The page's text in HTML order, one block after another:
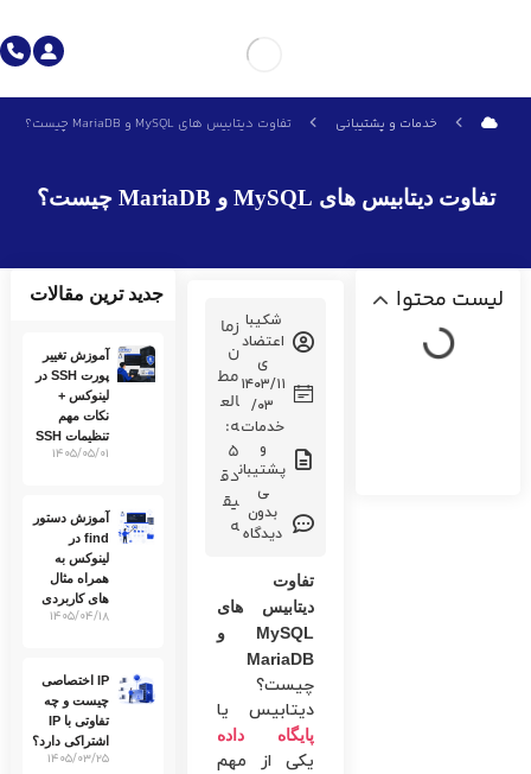
خدمات و پشتیبانی تفاوت دیتابیس های MySQL و MariaDB چیست؟
تفاوت دیتابیس های MySQL و MariaDB چیست؟
لیست محتوا
شکیبا
اعتضاد
ی
۱۴۰۳/۱۱
/۰۳
خدمات
و
پشتیبان
ی
بدون
دیدگاه
زما
ن
مط
الع
ه:
5
دق
یق
ه
تفاوت
دیتابیس های
MySQL و
MariaDB
چیست؟
دیتابیس یا
پایگاه داده
یکی از مهم
جدید ترین مقالات
آموزش تغییر
پورت SSH در
لینوکس +
نکات مهم
تنظیمات SSH
۱۴۰۵/۰۵/۰۱
آموزش دستور
find در
لینوکس به
همراه مثال
های کاربردی
۱۴۰۵/۰۴/۱۸
IP اختصاصی
چیست و چه
تفاوتی با IP
اشتراکی دارد؟
۱۴۰۵/۰۳/۲۵